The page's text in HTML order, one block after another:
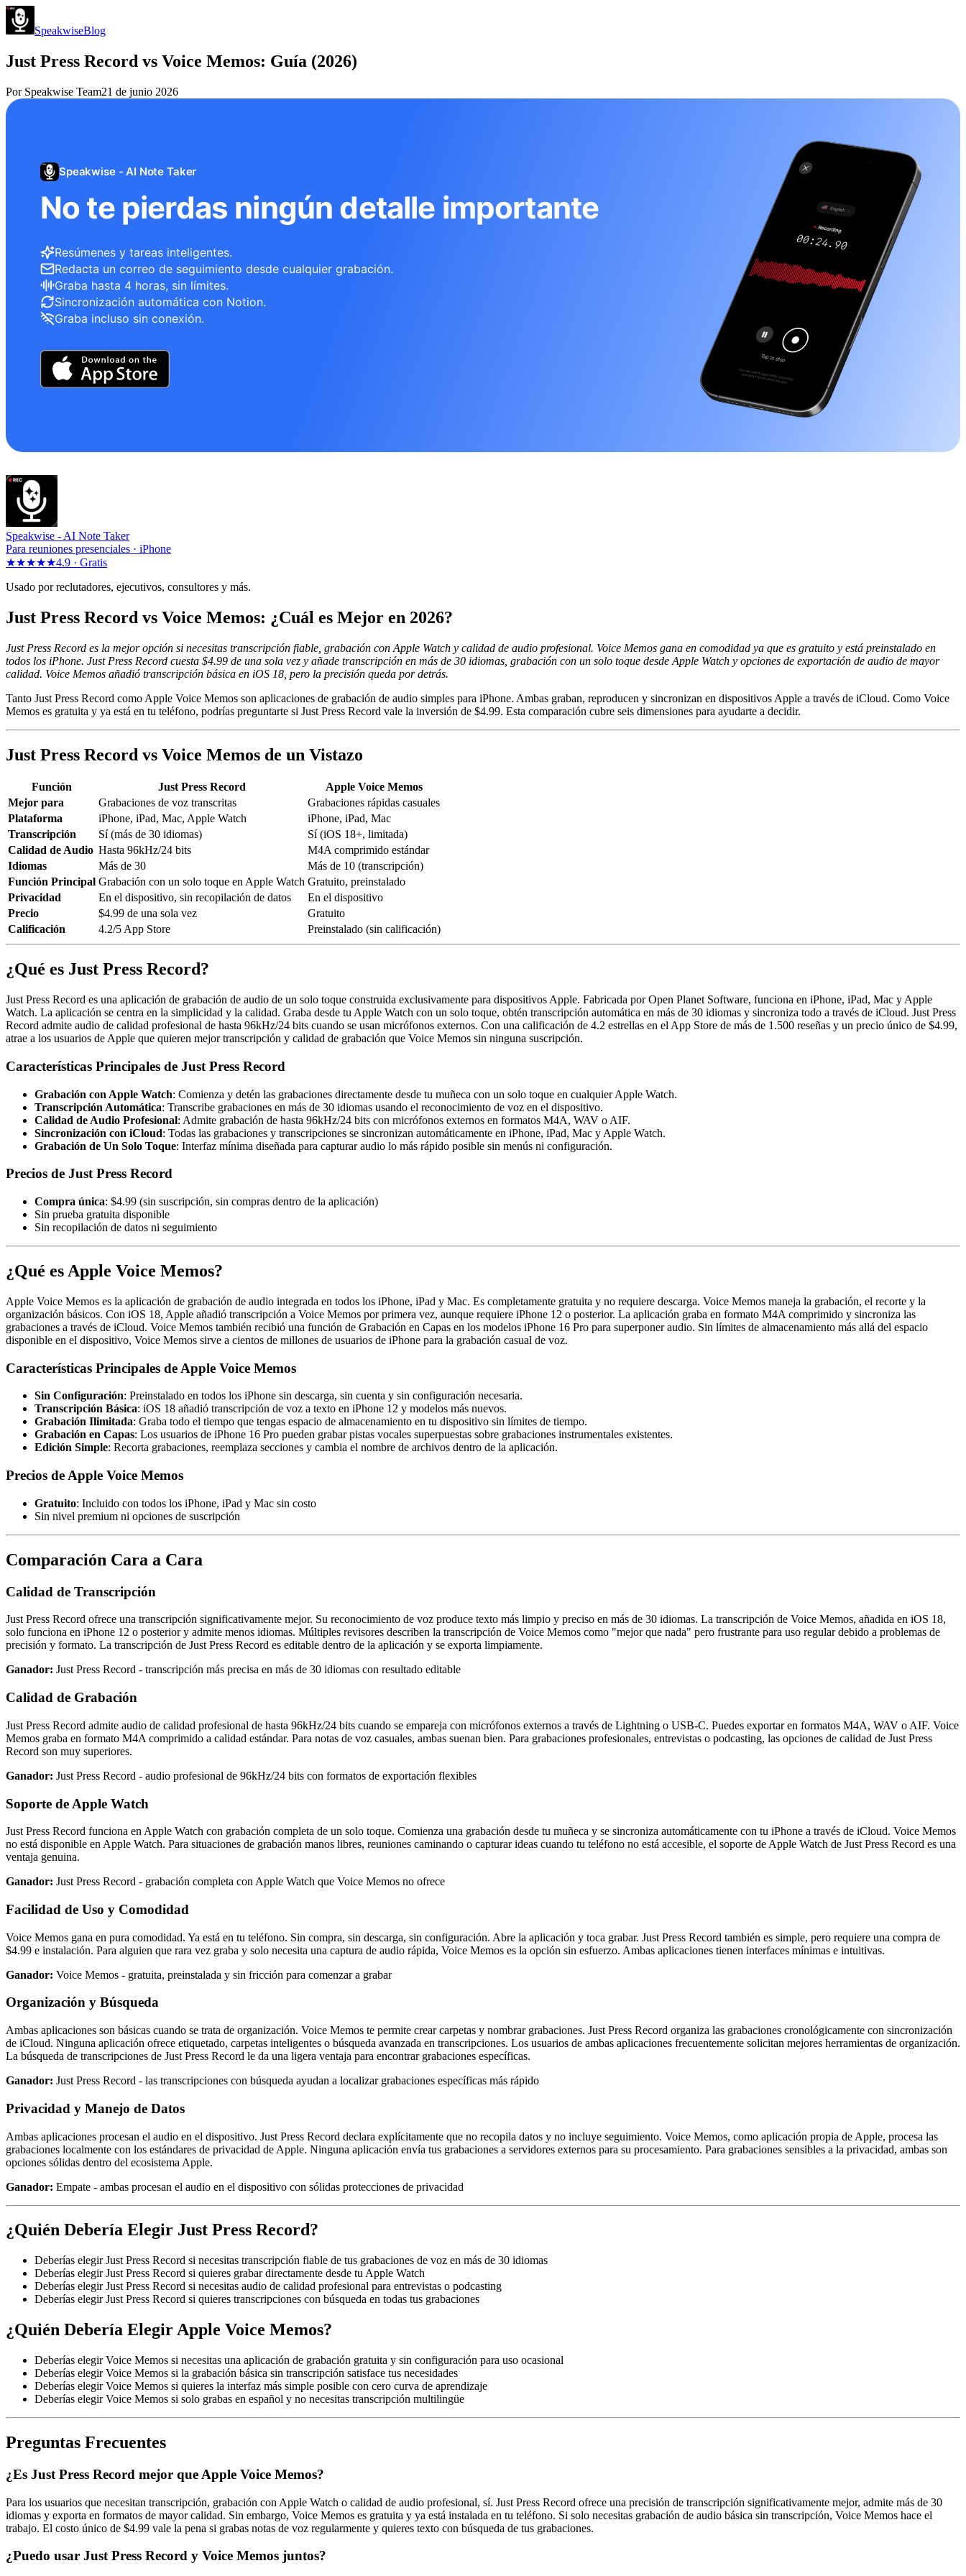
SpeakwiseBlog
Just Press Record vs Voice Memos: Guía (2026)
Por Speakwise Team21 de junio 2026
Speakwise - AI Note Taker
No te pierdas ningún detalle importante
Resúmenes y tareas inteligentes.
Redacta un correo de seguimiento desde cualquier grabación.
Graba hasta 4 horas, sin límites.
Sincronización automática con Notion.
Graba incluso sin conexión.
Speakwise - AI Note Taker
Para reuniones presenciales · iPhone
★★★★★4.9 · Gratis
Usado por reclutadores, ejecutivos, consultores y más.
Just Press Record vs Voice Memos: ¿Cuál es Mejor en 2026?
Just Press Record es la mejor opción si necesitas transcripción fiable, grabación con Apple Watch y calidad de audio profesional. Voice Memos gana en comodidad ya que es gratuito y está preinstalado en
todos los iPhone. Just Press Record cuesta $4.99 de una sola vez y añade transcripción en más de 30 idiomas, grabación con un solo toque desde Apple Watch y opciones de exportación de audio de mayor
calidad. Voice Memos añadió transcripción básica en iOS 18, pero la precisión queda por detrás.
Tanto Just Press Record como Apple Voice Memos son aplicaciones de grabación de audio simples para iPhone. Ambas graban, reproducen y sincronizan en dispositivos Apple a través de iCloud. Como Voice
Memos es gratuita y ya está en tu teléfono, podrías preguntarte si Just Press Record vale la inversión de $4.99. Esta comparación cubre seis dimensiones para ayudarte a decidir.
Just Press Record vs Voice Memos de un Vistazo
Función Just Press Record
Apple Voice Memos
Mejor para
Grabaciones de voz transcritas
Grabaciones rápidas casuales
Plataforma
iPhone, iPad, Mac, Apple Watch
iPhone, iPad, Mac
Transcripción
Sí (más de 30 idiomas)
Sí (iOS 18+, limitada)
Calidad de Audio Hasta 96kHz/24 bits
M4A comprimido estándar
Idiomas
Más de 30
Más de 10 (transcripción)
Función Principal Grabación con un solo toque en Apple Watch Gratuito, preinstalado
Privacidad
En el dispositivo, sin recopilación de datos
En el dispositivo
Precio
$4.99 de una sola vez
Gratuito
Calificación
4.2/5 App Store Preinstalado (sin calificación)
¿Qué es Just Press Record?
Just Press Record es una aplicación de grabación de audio de un solo toque construida exclusivamente para dispositivos Apple. Fabricada por Open Planet Software, funciona en iPhone, iPad, Mac y Apple
Watch. La aplicación se centra en la simplicidad y la calidad. Graba desde tu Apple Watch con un solo toque, obtén transcripción automática en más de 30 idiomas y sincroniza todo a través de iCloud. Just Press
Record admite audio de calidad profesional de hasta 96kHz/24 bits cuando se usan micrófonos externos. Con una calificación de 4.2 estrellas en el App Store de más de 1.500 reseñas y un precio único de $4.99,
atrae a los usuarios de Apple que quieren mejor transcripción y calidad de grabación que Voice Memos sin ninguna suscripción.
Características Principales de Just Press Record
Grabación con Apple Watch: Comienza y detén las grabaciones directamente desde tu muñeca con un solo toque en cualquier Apple Watch.
Transcripción Automática: Transcribe grabaciones en más de 30 idiomas usando el reconocimiento de voz en el dispositivo.
Calidad de Audio Profesional: Admite grabación de hasta 96kHz/24 bits con micrófonos externos en formatos M4A, WAV o AIF.
Sincronización con iCloud: Todas las grabaciones y transcripciones se sincronizan automáticamente en iPhone, iPad, Mac y Apple Watch.
Grabación de Un Solo Toque: Interfaz mínima diseñada para capturar audio lo más rápido posible sin menús ni configuración.
Precios de Just Press Record
Compra única: $4.99 (sin suscripción, sin compras dentro de la aplicación)
Sin prueba gratuita disponible
Sin recopilación de datos ni seguimiento
¿Qué es Apple Voice Memos?
Apple Voice Memos es la aplicación de grabación de audio integrada en todos los iPhone, iPad y Mac. Es completamente gratuita y no requiere descarga. Voice Memos maneja la grabación, el recorte y la
organización básicos. Con iOS 18, Apple añadió transcripción a Voice Memos por primera vez, aunque requiere iPhone 12 o posterior. La aplicación graba en formato M4A comprimido y sincroniza las
grabaciones a través de iCloud. Voice Memos también recibió una función de Grabación en Capas en los modelos iPhone 16 Pro para superponer audio. Sin límites de almacenamiento más allá del espacio
disponible en el dispositivo, Voice Memos sirve a cientos de millones de usuarios de iPhone para la grabación casual de voz.
Características Principales de Apple Voice Memos
Sin Configuración: Preinstalado en todos los iPhone sin descarga, sin cuenta y sin configuración necesaria.
Transcripción Básica: iOS 18 añadió transcripción de voz a texto en iPhone 12 y modelos más nuevos.
Grabación Ilimitada: Graba todo el tiempo que tengas espacio de almacenamiento en tu dispositivo sin límites de tiempo.
Grabación en Capas: Los usuarios de iPhone 16 Pro pueden grabar pistas vocales superpuestas sobre grabaciones instrumentales existentes.
Edición Simple: Recorta grabaciones, reemplaza secciones y cambia el nombre de archivos dentro de la aplicación.
Precios de Apple Voice Memos
Gratuito: Incluido con todos los iPhone, iPad y Mac sin costo
Sin nivel premium ni opciones de suscripción
Comparación Cara a Cara
Calidad de Transcripción
Just Press Record ofrece una transcripción significativamente mejor. Su reconocimiento de voz produce texto más limpio y preciso en más de 30 idiomas. La transcripción de Voice Memos, añadida en iOS 18,
solo funciona en iPhone 12 o posterior y admite menos idiomas. Múltiples revisores describen la transcripción de Voice Memos como "mejor que nada" pero frustrante para uso regular debido a problemas de
precisión y formato. La transcripción de Just Press Record es editable dentro de la aplicación y se exporta limpiamente.
Ganador: Just Press Record - transcripción más precisa en más de 30 idiomas con resultado editable
Calidad de Grabación
Just Press Record admite audio de calidad profesional de hasta 96kHz/24 bits cuando se empareja con micrófonos externos a través de Lightning o USB-C. Puedes exportar en formatos M4A, WAV o AIF. Voice
Memos graba en formato M4A comprimido a calidad estándar. Para notas de voz casuales, ambas suenan bien. Para grabaciones profesionales, entrevistas o podcasting, las opciones de calidad de Just Press
Record son muy superiores.
Ganador: Just Press Record - audio profesional de 96kHz/24 bits con formatos de exportación flexibles
Soporte de Apple Watch
Just Press Record funciona en Apple Watch con grabación completa de un solo toque. Comienza una grabación desde tu muñeca y se sincroniza automáticamente con tu iPhone a través de iCloud. Voice Memos
no está disponible en Apple Watch. Para situaciones de grabación manos libres, reuniones caminando o capturar ideas cuando tu teléfono no está accesible, el soporte de Apple Watch de Just Press Record es una
ventaja genuina.
Ganador: Just Press Record - grabación completa con Apple Watch que Voice Memos no ofrece
Facilidad de Uso y Comodidad
Voice Memos gana en pura comodidad. Ya está en tu teléfono. Sin compra, sin descarga, sin configuración. Abre la aplicación y toca grabar. Just Press Record también es simple, pero requiere una compra de
$4.99 e instalación. Para alguien que rara vez graba y solo necesita una captura de audio rápida, Voice Memos es la opción sin esfuerzo. Ambas aplicaciones tienen interfaces mínimas e intuitivas.
Ganador: Voice Memos - gratuita, preinstalada y sin fricción para comenzar a grabar
Organización y Búsqueda
Ambas aplicaciones son básicas cuando se trata de organización. Voice Memos te permite crear carpetas y nombrar grabaciones. Just Press Record organiza las grabaciones cronológicamente con sincronización
de iCloud. Ninguna aplicación ofrece etiquetado, carpetas inteligentes o búsqueda avanzada en transcripciones. Los usuarios de ambas aplicaciones frecuentemente solicitan mejores herramientas de organización.
La búsqueda de transcripciones de Just Press Record le da una ligera ventaja para encontrar grabaciones específicas.
Ganador: Just Press Record - las transcripciones con búsqueda ayudan a localizar grabaciones específicas más rápido
Privacidad y Manejo de Datos
Ambas aplicaciones procesan el audio en el dispositivo. Just Press Record declara explícitamente que no recopila datos y no incluye seguimiento. Voice Memos, como aplicación propia de Apple, procesa las
grabaciones localmente con los estándares de privacidad de Apple. Ninguna aplicación envía tus grabaciones a servidores externos para su procesamiento. Para grabaciones sensibles a la privacidad, ambas son
opciones sólidas dentro del ecosistema Apple.
Ganador: Empate - ambas procesan el audio en el dispositivo con sólidas protecciones de privacidad
¿Quién Debería Elegir Just Press Record?
Deberías elegir Just Press Record si necesitas transcripción fiable de tus grabaciones de voz en más de 30 idiomas
Deberías elegir Just Press Record si quieres grabar directamente desde tu Apple Watch
Deberías elegir Just Press Record si necesitas audio de calidad profesional para entrevistas o podcasting
Deberías elegir Just Press Record si quieres transcripciones con búsqueda en todas tus grabaciones
¿Quién Debería Elegir Apple Voice Memos?
Deberías elegir Voice Memos si necesitas una aplicación de grabación gratuita y sin configuración para uso ocasional
Deberías elegir Voice Memos si la grabación básica sin transcripción satisface tus necesidades
Deberías elegir Voice Memos si quieres la interfaz más simple posible con cero curva de aprendizaje
Deberías elegir Voice Memos si solo grabas en español y no necesitas transcripción multilingüe
Preguntas Frecuentes
¿Es Just Press Record mejor que Apple Voice Memos?
Para los usuarios que necesitan transcripción, grabación con Apple Watch o calidad de audio profesional, sí. Just Press Record ofrece una precisión de transcripción significativamente mejor, admite más de 30
idiomas y exporta en formatos de mayor calidad. Sin embargo, Voice Memos es gratuita y ya está instalada en tu teléfono. Si solo necesitas grabación de audio básica sin transcripción, Voice Memos hace el
trabajo. El costo único de $4.99 vale la pena si grabas notas de voz regularmente y quieres texto con búsqueda de tus grabaciones.
¿Puedo usar Just Press Record y Voice Memos juntos?